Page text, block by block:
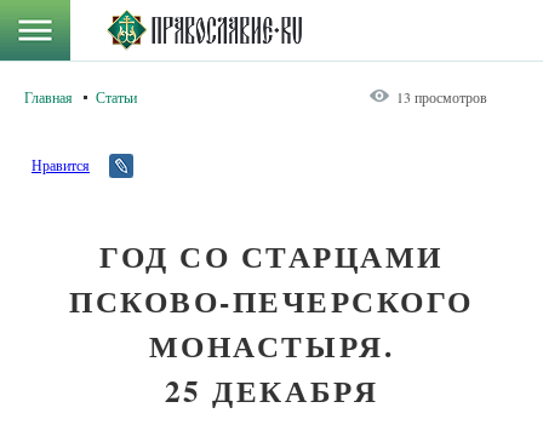
Главная Статьи 13 просмотров
Нравится
ГОД СО СТАРЦАМИ
ПСКОВО-ПЕЧЕРСКОГО
МОНАСТЫРЯ.
25 ДЕКАБРЯ